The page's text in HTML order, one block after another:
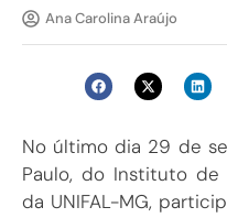
Ana Carolina Araújo
No último dia 29 de
Paulo, do Instituto de
da UNIFAL-MG,